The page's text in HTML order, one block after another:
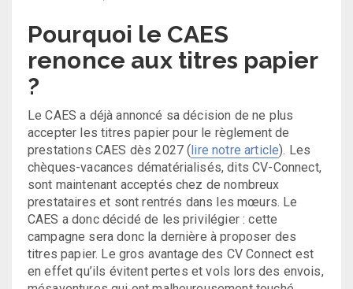
Pourquoi le CAES
renonce aux titres papier
?
Le CAES a déjà annoncé sa décision de ne plus
accepter les titres papier pour le règlement de
prestations CAES dès 2027 (lire notre article). Les
chèques-vacances dématérialisés, dits CV-Connect,
sont maintenant acceptés chez de nombreux
prestataires et sont rentrés dans les mœurs. Le
CAES a donc décidé de les privilégier : cette
campagne sera donc la dernière à proposer des
titres papier. Le gros avantage des CV Connect est
en effet qu’ils évitent pertes et vols lors des envois,